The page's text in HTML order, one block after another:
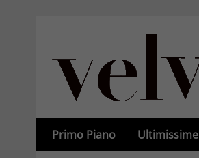
Primo Piano Ultimissime